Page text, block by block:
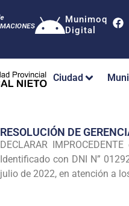
Munimoq
Digital
Ciudad
RESOLUCIÓN DE
DECLARAR
Identificado con DNI N”
julio de 2022, en atención a